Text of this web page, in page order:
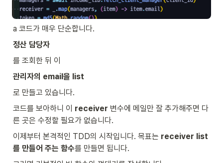
a 코드가 매우 단순합니다.
정산 담당자
를 조회한 뒤 이
관리자의 email을 list
로 만들고 있습니다.
코드를 보아하니 이 receiver 변수에 메일만 잘 추가해주면 다
른 곳은 수정할 필요가 없습니다.
이제부터 본격적인 TDD의 시작입니다. 목표는 receiver list
를 만들어 주는 함수를 만들면 됩니다.